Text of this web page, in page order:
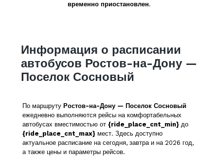
временно приостановлен.
Информация о расписании
автобусов Ростов-на-Дону —
Поселок Сосновый
По маршруту Ростов-на-Дону — Поселок Сосновый
ежедневно выполняются рейсы на комфортабельных
автобусах вместимостью от {ride_place_cnt_min} до
{ride_place_cnt_max} мест. Здесь доступно
актуальное расписание на сегодня, завтра и на 2026 год,
а также цены и параметры рейсов.